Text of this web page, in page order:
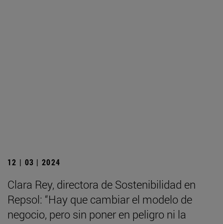
12 | 03 | 2024
Clara Rey, directora de Sostenibilidad en
Repsol: “Hay que cambiar el modelo de
negocio, pero sin poner en peligro ni la